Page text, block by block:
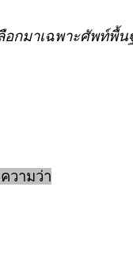
กมาเฉพาะศัพท์พื้
วามว่า